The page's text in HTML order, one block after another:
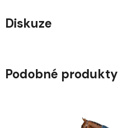
Diskuze
Podobné produkty